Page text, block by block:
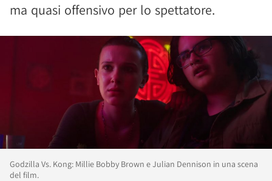
ma quasi offensivo per lo spettatore.
Godzilla Vs. Kong: Millie Bobby Brown e Julian Dennison in una scena
del film.